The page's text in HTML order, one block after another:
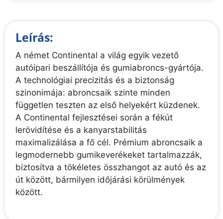
Leírás:
A német Continental a világ egyik vezető
autóipari beszállítója és gumiabroncs-gyártója.
A technológiai precizitás és a biztonság
szinonimája: abroncsaik szinte minden
független teszten az első helyekért küzdenek.
A Continental fejlesztései során a fékút
lerövidítése és a kanyarstabilitás
maximalizálása a fő cél. Prémium abroncsaik a
legmodernebb gumikeverékeket tartalmazzák,
biztosítva a tökéletes összhangot az autó és az
út között, bármilyen időjárási körülmények
között.